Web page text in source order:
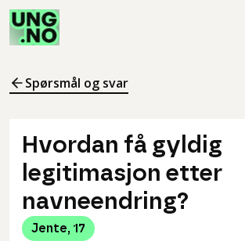
Spørsmål og svar
Hvordan få gyldig
legitimasjon etter
navneendring?
Jente, 17